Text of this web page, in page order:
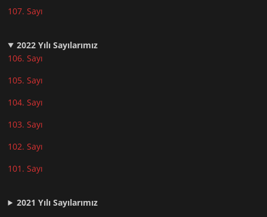
107. Sayı
2022 Yılı Sayılarımız
106. Sayı
105. Sayı
104. Sayı
103. Sayı
102. Sayı
101. Sayı
2021 Yılı Sayılarımız